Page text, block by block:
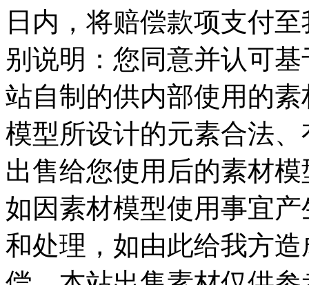
日内，将赔偿款项支付
别说明：您同意并认可
站自制的供内部使用的
模型所设计的元素合法
出售给您使用后的素材
如因素材模型使用事宜
和处理，如由此给我方